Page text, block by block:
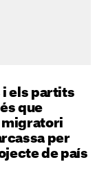
i els partits
que
migratori
per
de país